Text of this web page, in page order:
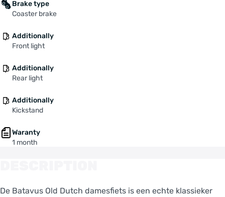
Brake type
Coaster brake
Additionally
Front light
Additionally
Rear light
Additionally
Kickstand
Waranty
1 month
De Batavus Old Dutch damesfiets is een echte klassieker